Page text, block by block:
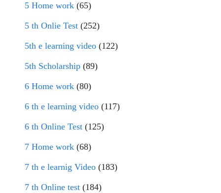
5 Home work (65)
5 th Onlie Test (252)
5th e learning video (122)
5th Scholarship (89)
6 Home work (80)
6 th e learning video (117)
6 th Online Test (125)
7 Home work (68)
7 th e learnig Video (183)
7 th Online test (184)